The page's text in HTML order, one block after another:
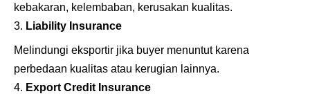
kebakaran, kelembaban, kerusakan kualitas.
Liability Insurance
Melindungi eksportir jika buyer menuntut karena
perbedaan kualitas atau kerugian lainnya.
Export Credit Insurance